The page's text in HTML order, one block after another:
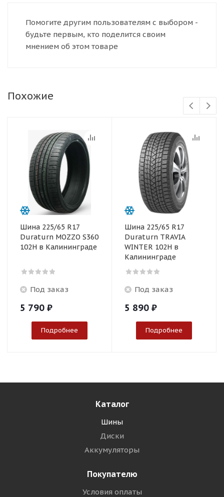
Помогите другим пользователям с выбором -
будьте первым, кто поделится своим
мнением об этом товаре
Похожие
Шина 225/65 R17
Duraturn MOZZO S360
102H в Калининграде
Под заказ
5 790 ₽
Подробнее
Шина 225/65 R17
Duraturn TRAVIA
WINTER 102H в
Калининграде
Под заказ
5 890 ₽
Подробнее
Каталог
Шины
Диски
Аккумуляторы
Покупателю
Условия оплаты